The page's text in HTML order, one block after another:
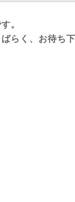
。
らく、お待ち